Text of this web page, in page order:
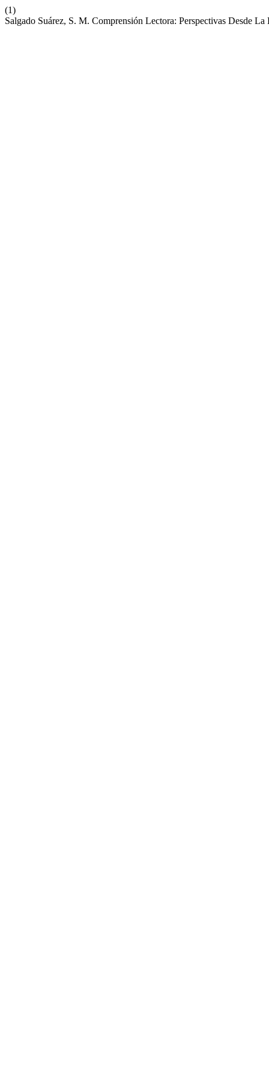
(1)
Salgado Suárez, S. M. Comprensión Lectora: Perspectivas Desde